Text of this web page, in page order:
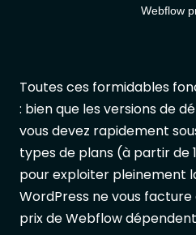
Webflow
Toutes ces formidables
: bien que les versions de
vous devez rapidement
types de plans (à partir de
pour exploiter pleinement
WordPress ne vous
prix de Webflow